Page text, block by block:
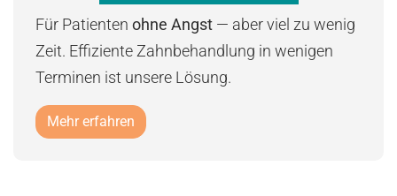
Für Patienten ohne Angst — aber viel zu wenig
Zeit. Effiziente Zahnbehandlung in wenigen
Terminen ist unsere Lösung.
Mehr erfahren